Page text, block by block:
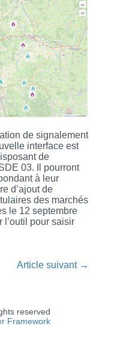
de signalement
interface est
de
03. Il pourront
à leur
d’ajout de
des marchés
le 12 septembre
l’outil pour saisir
Article suivant →
reserved
Framework